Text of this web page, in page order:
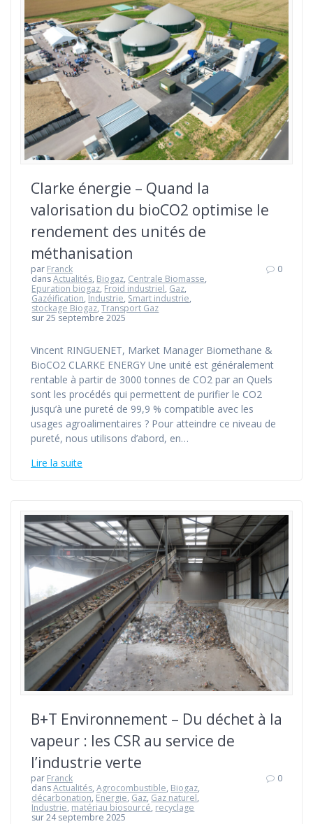
Clarke énergie – Quand la
valorisation du bioCO2 optimise le
rendement des unités de
méthanisation
par Franck
dansActualités, Biogaz, Centrale Biomasse,
Epuration biogaz, Froid industriel, Gaz,
Gazéification, Industrie, Smart industrie,
stockage Biogaz,Transport Gaz
sur 25 septembre 2025
0
Vincent RINGUENET, Market Manager Biomethane &
BioCO2 CLARKE ENERGY Une unité est généralement
rentable à partir de 3000 tonnes de CO2 par an Quels
sont les procédés qui permettent de purifier le CO2
jusqu’à une pureté de 99,9 % compatible avec les
usages agroalimentaires ? Pour atteindre ce niveau de
pureté, nous utilisons d’abord, en…
Lire la suite
B+T Environnement – Du déchet à la
vapeur : les CSR au service de
l’industrie verte
par Franck
dansActualités,Agrocombustible, Biogaz,
décarbonation, Energie, Gaz, Gaz naturel,
Industrie, matériau biosourcé, recyclage
sur 24 septembre 2025
0